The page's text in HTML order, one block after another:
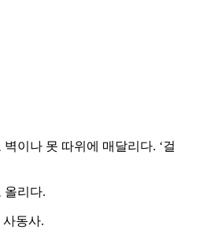
이나 못 따위에 매달리다. ‘걸
올리다.
사동사.